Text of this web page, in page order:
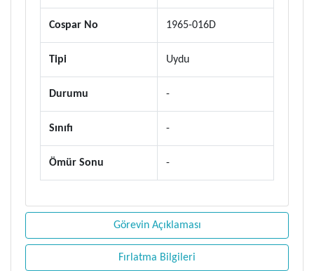
Cospar No 1965-016D
Tipi Uydu
Durumu -
Sınıfı -
Ömür Sonu -
Görevin Açıklaması
Fırlatma Bilgileri